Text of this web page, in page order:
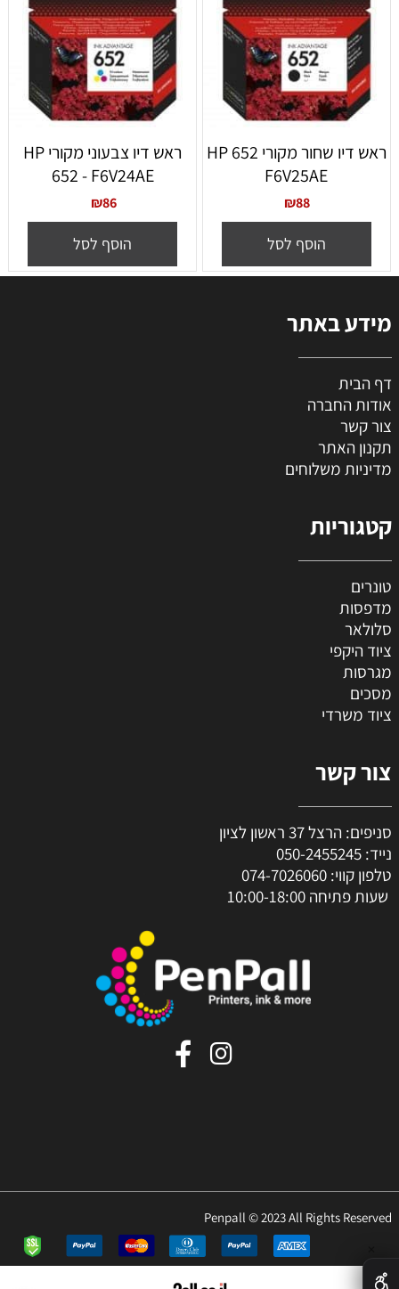
ראש דיו שחור מקורי 652 HP
F6V25AE
₪88
הוסף לסל
ראש דיו צבעוני מקורי HP
652 - F6V24AE
₪86
הוסף לסל
מידע באתר
דף הבית
אודות החברה
צור קשר
תקנון האתר
מדיניות משלוחים
קטגוריות
טונרים
מדפסות
סלולאר
ציוד היקפי
מגרסות
מסכים
ציוד משרדי
צור קשר
סניפים: הרצל 37 ראשון לציון
נייד: 050-2455245
טלפון קווי: 074-7026060
שעות פתיחה 10:00-18:00
Penpall © 2023 All Rights Reserved